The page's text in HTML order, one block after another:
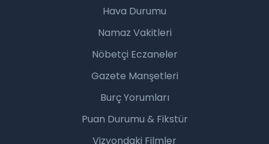
Hava Durumu
Namaz Vakitleri
Nöbetçi Eczaneler
Gazete Manşetleri
Burç Yorumları
Puan Durumu & Fikstür
Vizyondaki Filmler